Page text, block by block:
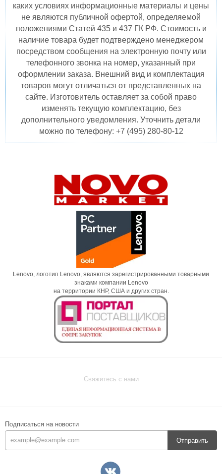
каких условиях информационные материалы и цены
не являются публичной офертой, определяемой
положениями Статей 435 и 437 ГК РФ. Стоимость и
наличие товара будет подтверждено менеджером
посредством сообщения на электронную почту или
телефонного звонка на номер, указанный при
оформлении заказа. Внешний вид и комплектация
товаров могут отличаться от представленных на
сайте. Изготовитель оставляет за собой право
изменять текущую комплектацию, без
дополнительного уведомления. Уточнить детали
можно по телефону: +7 (495) 280-80-12
Lenovo, логотип Lenovo, являются зарегистрированными товарными
знаками компании Lenovo
на территории КНР, США и других стран.
Свяжитесь с нами
Подписаться на новости
Отправить